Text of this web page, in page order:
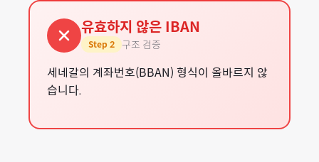
유효하지 않은 IBAN
Step 2 구조 검증
세네갈의 계좌번호(BBAN) 형식이 올바르지 않
습니다.